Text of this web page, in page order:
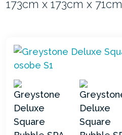
173cm x 173cm x 71cm